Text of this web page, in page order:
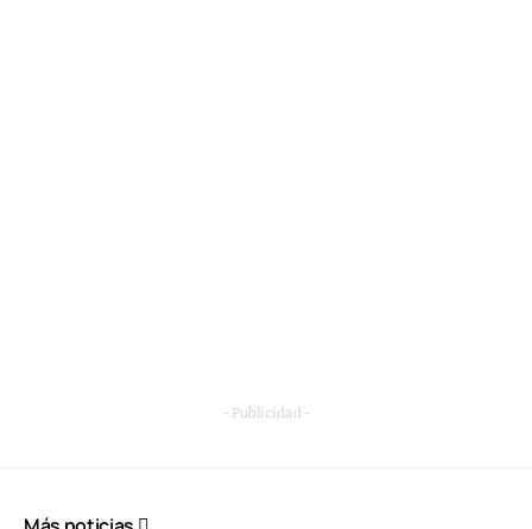
- Publicidad -